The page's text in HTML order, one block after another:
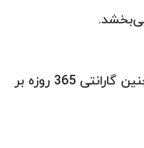
تیم ما بعد از انجام تعمیرات یخچال دیپوینت، از شما حمایت می‌کند و هر گونه مشکلی که برای دستگاه شما پیش بیاید را بدون هیچ هزینه اضافی بررسی خواهد کرد. ما همچنین گارانتی 365 روزه بر